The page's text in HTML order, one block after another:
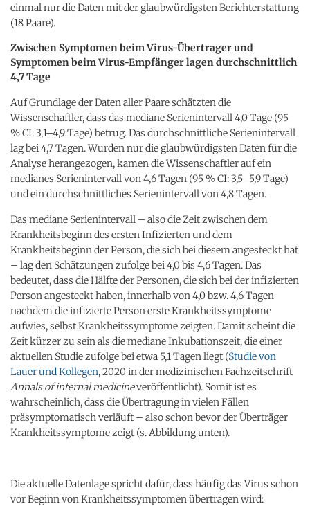
einmal nur die Daten mit der glaubwürdigsten Berichterstattung
(18 Paare).
Zwischen Symptomen beim Virus-Übertrager und
Symptomen beim Virus-Empfänger lagen durchschnittlich
4,7 Tage
Auf Grundlage der Daten aller Paare schätzten die
Wissenschaftler, dass das mediane Serienintervall 4,0 Tage (95
% CI: 3,1–4,9 Tage) betrug. Das durchschnittliche Serienintervall
lag bei 4,7 Tagen. Wurden nur die glaubwürdigsten Daten für die
Analyse herangezogen, kamen die Wissenschaftler auf ein
medianes Serienintervall von 4,6 Tagen (95 % CI: 3,5–5,9 Tage)
und ein durchschnittliches Serienintervall von 4,8 Tagen.
Das mediane Serienintervall – also die Zeit zwischen dem
Krankheitsbeginn des ersten Infizierten und dem
Krankheitsbeginn der Person, die sich bei diesem angesteckt hat
– lag den Schätzungen zufolge bei 4,0 bis 4,6 Tagen. Das
bedeutet, dass die Hälfte der Personen, die sich bei der infizierten
Person angesteckt haben, innerhalb von 4,0 bzw. 4,6 Tagen
nachdem die infizierte Person erste Krankheitssymptome
aufwies, selbst Krankheitssymptome zeigten. Damit scheint die
Zeit kürzer zu sein als die mediane Inkubationszeit, die einer
aktuellen Studie zufolge bei etwa 5,1 Tagen liegt (Studie von
Lauer und Kollegen, 2020 in der medizinischen Fachzeitschrift
Annals of internal medicineveröffentlicht). Somit ist es
wahrscheinlich, dass die Übertragung in vielen Fällen
präsymptomatisch verläuft – also schon bevor der Überträger
Krankheitssymptome zeigt (s. Abbildung unten).
Die aktuelle Datenlage spricht dafür, dass häufig das Virus schon
vor Beginn von Krankheitssymptomen übertragen wird: